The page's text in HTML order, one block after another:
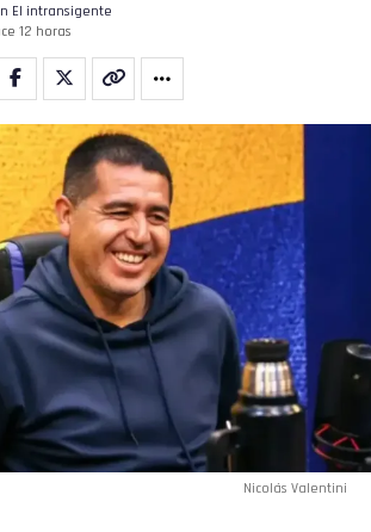
El intransigente
12 horas
Nicolás Valentini